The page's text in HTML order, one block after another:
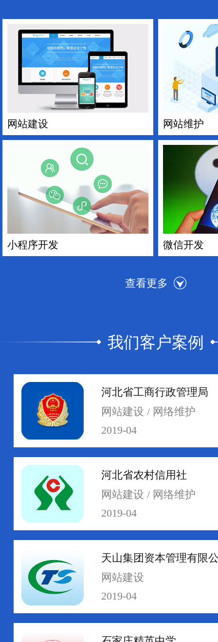
网站建设 网站维护
小程序开发 微信开发
网络运维 网络安全
我们客户案例
河北省工商行政管理局
网站建设 / 网络维护
2019-04
河北省农村信用社
网站建设 / 网络维护
2019-04
天山集团资本管理有限
网站建设
2019-04